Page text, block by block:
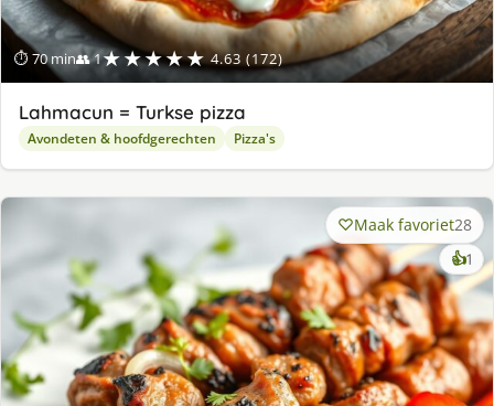
⏱ 70 min👥 1★★★★★ 4.63 (172)
Lahmacun = Turkse pizza
Avondeten & hoofdgerechten Pizza's
Maak favoriet28
👍1